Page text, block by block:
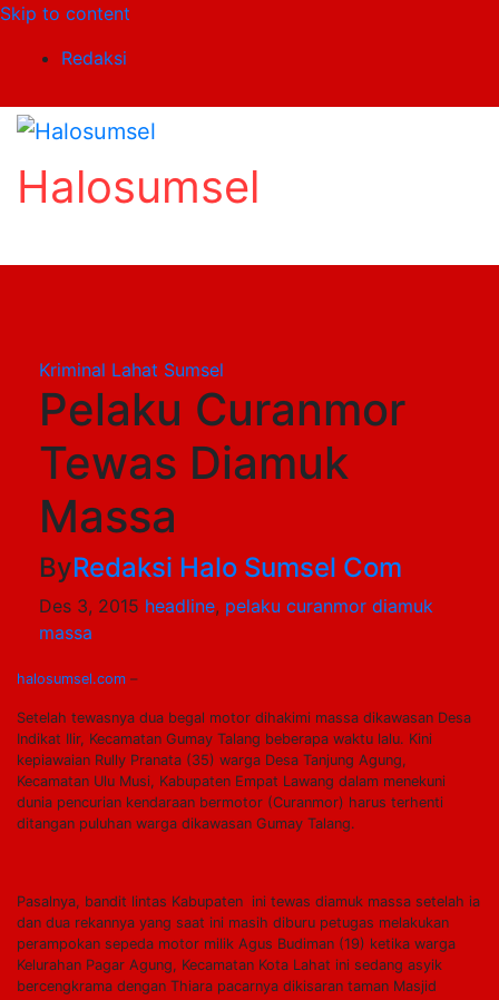
Skip to content
Redaksi
Halosumsel
Kriminal Lahat Sumsel
Pelaku Curanmor
Tewas Diamuk
Massa
ByRedaksi Halo Sumsel Com
Des 3, 2015 headline, pelaku curanmor diamuk
massa
halosumsel.com –
Setelah tewasnya dua begal motor dihakimi massa dikawasan Desa
Indikat Ilir, Kecamatan Gumay Talang beberapa waktu lalu. Kini
kepiawaian Rully Pranata (35) warga Desa Tanjung Agung,
Kecamatan Ulu Musi, Kabupaten Empat Lawang dalam menekuni
dunia pencurian kendaraan bermotor (Curanmor) harus terhenti
ditangan puluhan warga dikawasan Gumay Talang.
Pasalnya, bandit lintas Kabupaten ini tewas diamuk massa setelah ia
dan dua rekannya yang saat ini masih diburu petugas melakukan
perampokan sepeda motor milik Agus Budiman (19) ketika warga
Kelurahan Pagar Agung, Kecamatan Kota Lahat ini sedang asyik
bercengkrama dengan Thiara pacarnya dikisaran taman Masjid